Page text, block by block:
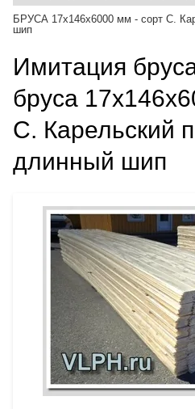
БРУСА 17х146х6000 мм - сорт С.
шип
Имитация
бруса
С. Карельский
длинный шип